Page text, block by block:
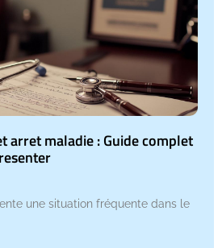
arret maladie : Guide complet
une situation fréquente dans le